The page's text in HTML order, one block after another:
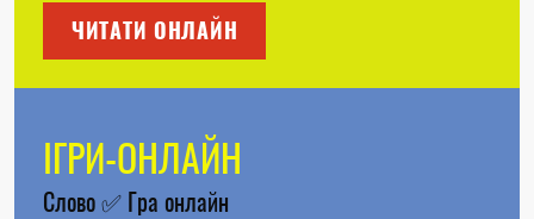
ЧИТАТИ ОНЛАЙН
ІГРИ-ОНЛАЙН
Слово✅ Гра онлайн